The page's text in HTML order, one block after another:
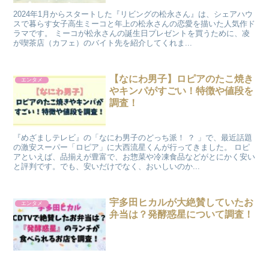
2024年1月からスタートした『リビングの松永さん』は、シェアハウ
スで暮らす女子高生ミーコと年上の松永さんの恋愛を描いた人気作ド
ラマです。 ミーコが松永さんの誕生日プレゼントを買うために、凌
が喫茶店（カフェ）のバイト先を紹介してくれま...
エンタメ
【なにわ男子】ロピアのたこ焼き
やキンパがすごい！特徴や値段を
調査！
『めざましテレビ』の「なにわ男子のどっち派！ ？ 」で、最近話題
の激安スーパー「ロピア」に大西流星くんが行ってきました。 ロピ
アといえば、品揃えが豊富で、お惣菜や冷凍食品などがとにかく安い
と評判です。でも、安いだけでなく、おいしいのか...
エンタメ
宇多田ヒカルが大絶賛していたお
弁当は？発酵惑星について調査！